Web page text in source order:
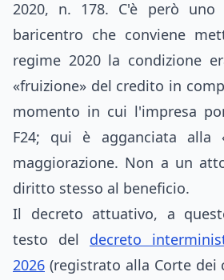
2020, n. 178. C'è però uno
baricentro che conviene
regime 2020 la condizione
«fruizione» del credito in
momento in cui l'impresa
F24; qui è agganciata alla
maggiorazione. Non a un
diritto stesso al beneficio.
Il decreto attuativo, a
testo del decreto
2026 (registrato alla Corte dei